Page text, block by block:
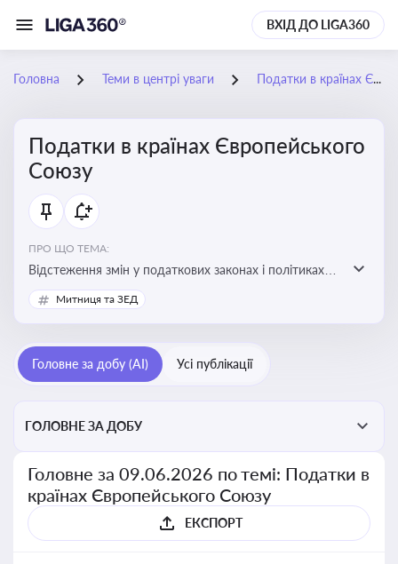
ВХІД ДО LIGA360
Головна Теми в центрі уваги Податки в країнах Європейського Союзу
Податки в країнах Європейського
Союзу
ПРО ЩО ТЕМА:
Відстеження змін у податкових законах і політиках
країн ЄС. Моніторинг кейсів, що впливають на бізнес-
процеси та фінансову звітність
Митниця та ЗЕД
Головне за добу (AI) Усі публікації
ГОЛОВНЕ ЗА ДОБУ
Головне за 09.06.2026 по темі: Податки в
країнах Європейського Союзу
ЕКСПОРТ